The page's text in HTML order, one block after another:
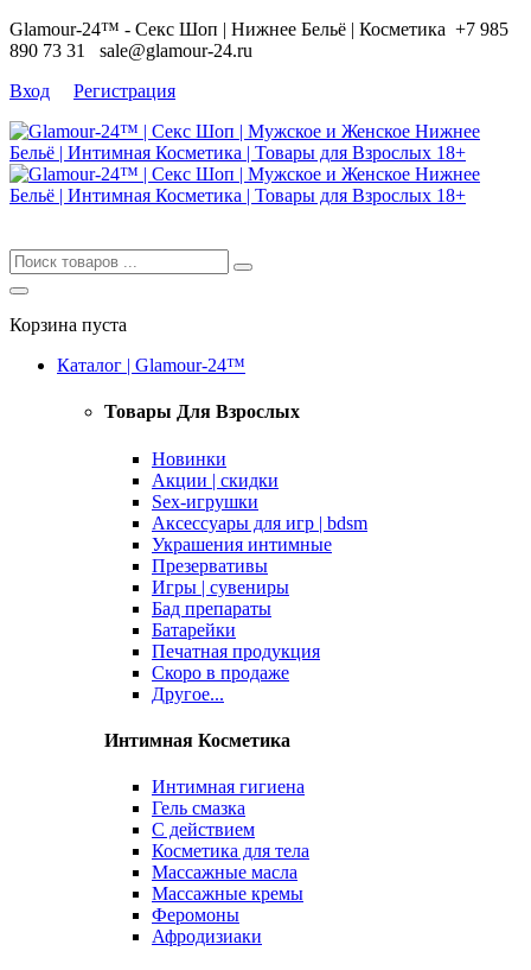
Glamour-24™ - Секс Шоп | Нижнее Бельё | Косметика +7 985
890 73 31 sale@glamour-24.ru
Вход
Регистрация
Корзина пуста
Каталог | Glamour-24™
Товары Для Взрослых
Новинки
Акции | скидки
Sex-игрушки
Аксессуары для игр | bdsm
Украшения интимные
Презервативы
Игры | сувениры
Бад препараты
Батарейки
Печатная продукция
Скоро в продаже
Другое...
Интимная Косметика
Интимная гигиена
Гель смазка
С действием
Косметика для тела
Массажные масла
Массажные кремы
Феромоны
Афродизиаки